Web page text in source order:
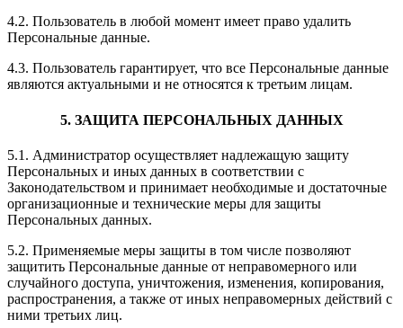
4.2. Пользователь в любой момент имеет право удалить
Персональные данные.
4.3. Пользователь гарантирует, что все Персональные данные
являются актуальными и не относятся к третьим лицам.
5. ЗАЩИТА ПЕРСОНАЛЬНЫХ ДАННЫХ
5.1. Администратор осуществляет надлежащую защиту
Персональных и иных данных в соответствии с
Законодательством и принимает необходимые и достаточные
организационные и технические меры для защиты
Персональных данных.
5.2. Применяемые меры защиты в том числе позволяют
защитить Персональные данные от неправомерного или
случайного доступа, уничтожения, изменения, копирования,
распространения, а также от иных неправомерных действий с
ними третьих лиц.